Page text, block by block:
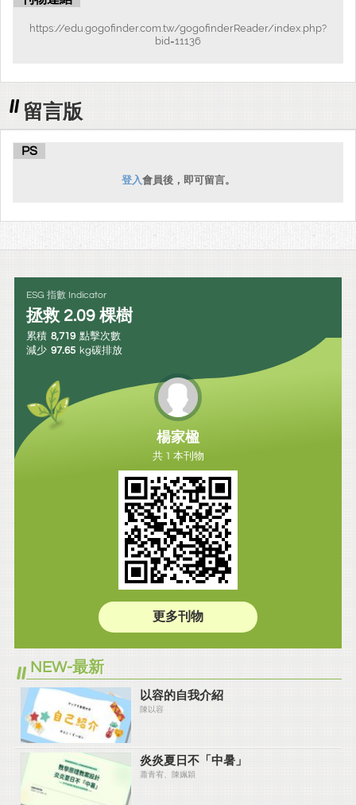
https://edu.gogofinder.com.tw/gogofinderReader/index.php?
bid=11136
留言版
PS
登入會員後，即可留言。
ESG 指數 Indicator
拯救 2.09 棵樹
累積 8,719 點擊次數
減少 97.65 kg碳排放
楊家楹
共 1 本刊物
更多刊物
NEW-最新
以容的自我介紹
陳以容
炎炎夏⽇不「中暑」
蕭青宥、陳姵穎